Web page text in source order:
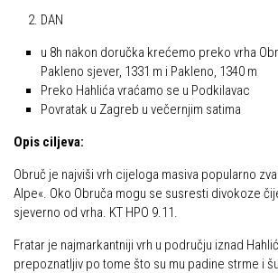
Izvješća s izleta SVP
Speleolozi
Alpinisti
Noćni pohod na Oštrc
Dragojlinom stazom na Okić
Dan Željezničara na Oštrcu
Putopisi
Put ekspedicionizma
Ojos del Salado
Slavko Patačko
Damir Bajs
DAN
u 8h nakon doručka krećemo preko vrha
Pakleno sjever, 1331 m i Pakleno, 1340 m
Preko Hahlića vraćamo se u Podkilavac
Povratak u Zagreb u večernjim satima
Opis ciljeva:
Obruč je najviši vrh cijeloga masiva popularno
Alpe«. Oko Obruča mogu se susresti divokoze
sjeverno od vrha. KT HPO 9.11.
Fratar je najmarkantniji vrh u području iznad
prepoznatljiv po tome što su mu padine strme i